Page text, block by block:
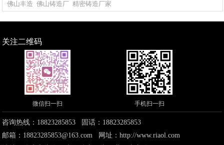
佛山丰造 佛山铸造厂 精密铸造厂家
关注二维码
微信扫一扫 手机扫一扫
咨询热线：18823285853 固话：18823285853
邮箱：18823285853@163.com 网址：http://www.riaol.com